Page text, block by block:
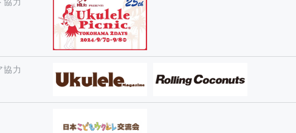
協力